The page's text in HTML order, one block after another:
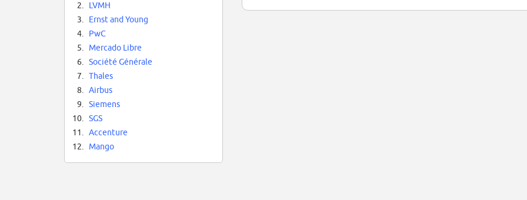
2.
LVMH
3.
Ernst and Young
4.
PwC
5.
Mercado Libre
6.
Société Générale
7.
Thales
8.
Airbus
9.
Siemens
10.
SGS
11.
Accenture
12.
Mango